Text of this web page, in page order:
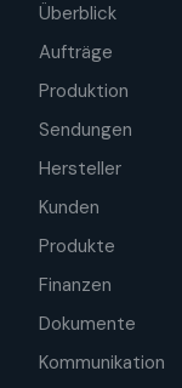
Überblick
Aufträge
Produktion
Sendungen
Hersteller
Kunden
Produkte
Finanzen
Dokumente
Kommunikation